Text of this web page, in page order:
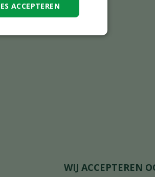
WIJ ACCEPTEREN
ACCEPTEREN